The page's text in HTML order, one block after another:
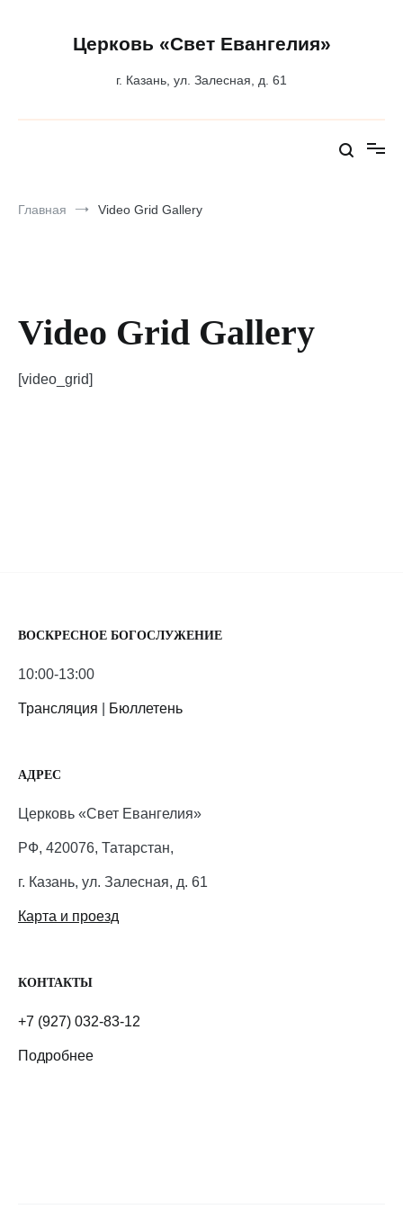
содержимомуЦерковь «Свет Евангелия»
г. Казань, ул. Залесная, д. 61
Главная Video Grid Gallery
Video Grid Gallery
[video_grid]
ВОСКРЕСНОЕ БОГОСЛУЖЕНИЕ
10:00-13:00
Трансляция Бюллетень
АДРЕС
Церковь «Свет Евангелия»
РФ, 420076, Татарстан,
г. Казань, ул. Залесная, д. 61
Карта и проезд
КОНТАКТЫ
+7 (927) 032-83-12
Подробнее